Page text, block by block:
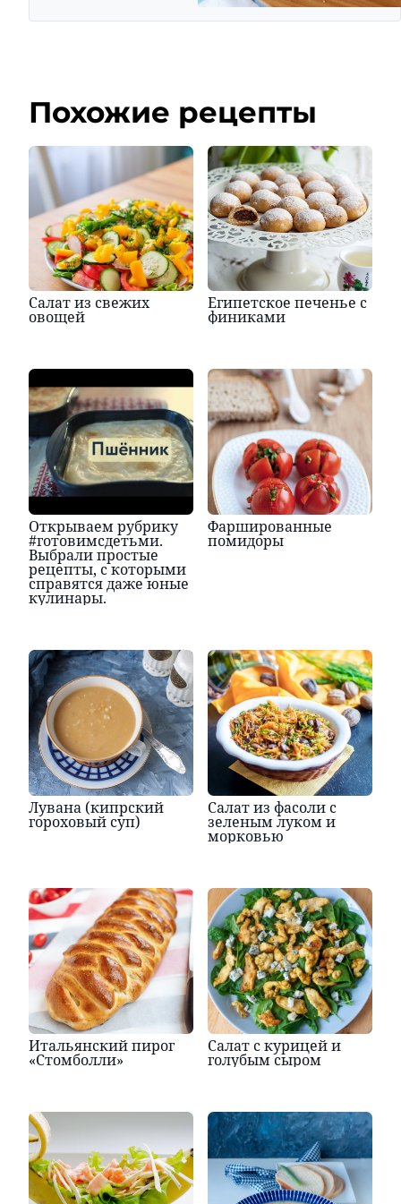
Похожие рецепты
Салат из свежих
овощей
Египетское печенье с
финиками
Открываем рубрику
#готовимсдетьми.
Выбрали простые
рецепты, с которыми
справятся даже юные
кулинары.
Фаршированные
помидоры
Лувана (кипрский
гороховый суп)
Салат из фасоли с
зеленым луком и
морковью
Итальянский пирог
«Стомболли»
Салат с курицей и
голубым сыром